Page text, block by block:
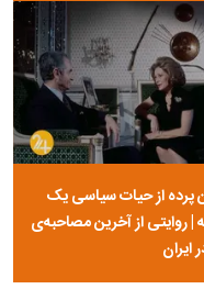
پرده از حیات سیاسی یک
| روایتی از آخرین مصاحبه‌ی
ایران